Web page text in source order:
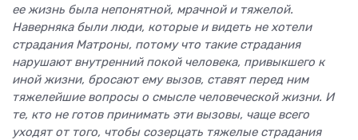
ее жизнь была непонятной, мрачной и тяжелой.
Наверняка были люди, которые и видеть не хотели
страдания Матроны, потому что такие страдания
нарушают внутренний покой человека, привыкшего к
иной жизни, бросают ему вызов, ставят перед ним
тяжелейшие вопросы о смысле человеческой жизни. И
те, кто не готов принимать эти вызовы, чаще всего
уходят от того, чтобы созерцать тяжелые страдания